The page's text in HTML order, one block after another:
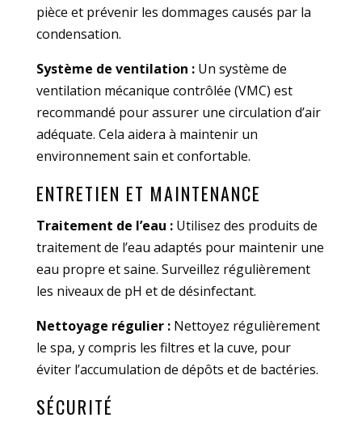
pièce et prévenir les dommages causés par la
condensation.
Système de ventilation :Un système de
ventilation mécanique contrôlée (VMC) est
recommandé pour assurer une circulation d’air
adéquate. Cela aidera à maintenir un
environnement sain et confortable.
ENTRETIEN ET MAINTENANCE
Traitement de l’eau :Utilisez des produits de
traitement de l’eau adaptés pour maintenir une
eau propre et saine. Surveillez régulièrement
les niveaux de pH et de désinfectant.
Nettoyage régulier :Nettoyez régulièrement
le spa, y compris les filtres et la cuve, pour
éviter l’accumulation de dépôts et de bactéries.
SÉCURITÉ